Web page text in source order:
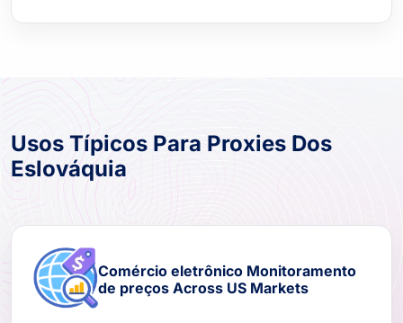
Usos Típicos Para Proxies Dos
Eslováquia
Comércio eletrônico Monitoramento
de preços Across US Markets